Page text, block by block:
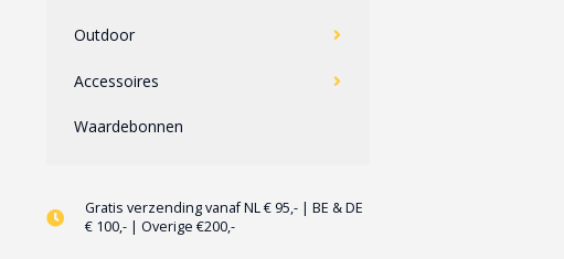
Outdoor
Accessoires
Waardebonnen
Gratis verzending vanaf NL € 95,- | BE & DE
€ 100,- | Overige €200,-